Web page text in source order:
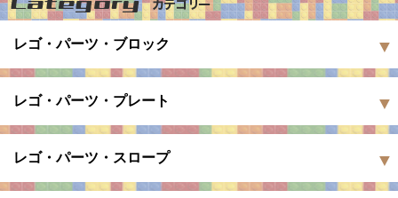
レゴ・パーツ・ブロック
レゴ・パーツ・プレート
レゴ・パーツ・スロープ